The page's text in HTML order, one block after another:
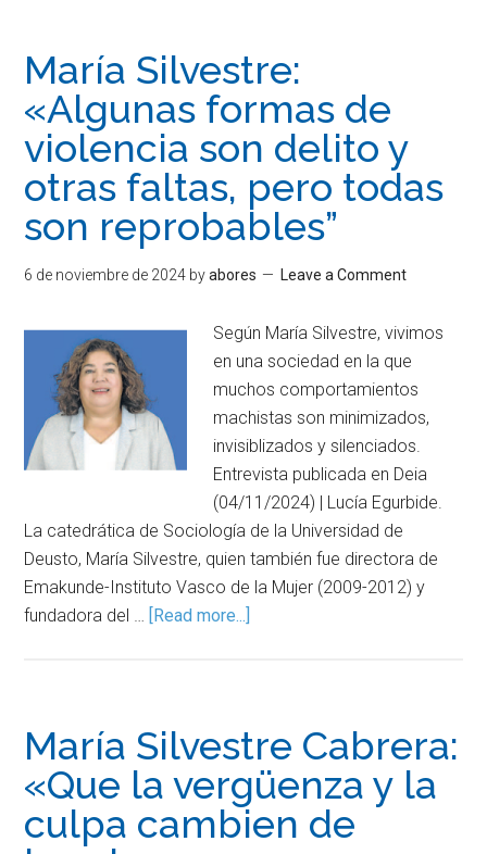
María Silvestre:
«Algunas formas de
violencia son delito y
otras faltas, pero todas
son reprobables”
6 de noviembre de 2024 byabores Leave a Comment
Según María Silvestre, vivimos
en una sociedad en la que
muchos comportamientos
machistas son minimizados,
invisiblizados y silenciados.
Entrevista publicada en Deia
(04/11/2024) | Lucía Egurbide.
La catedrática de Sociología de la Universidad de
Deusto, María Silvestre, quien también fue directora de
Emakunde-Instituto Vasco de la Mujer (2009-2012) y
fundadora del … [Read more...]
María Silvestre Cabrera:
«Que la vergüenza y la
culpa cambien de